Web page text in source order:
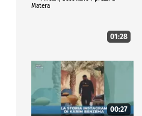
01:28
00:27